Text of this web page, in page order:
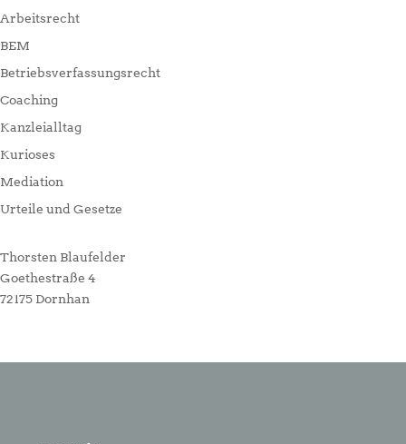
Arbeitsrecht
BEM
Betriebsverfassungsrecht
Coaching
Kanzleialltag
Kurioses
Mediation
Urteile und Gesetze
Thorsten Blaufelder
Goethestraße 4
72175 Dornhan